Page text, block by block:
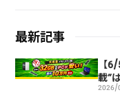
最新記事
【
載”
2026/